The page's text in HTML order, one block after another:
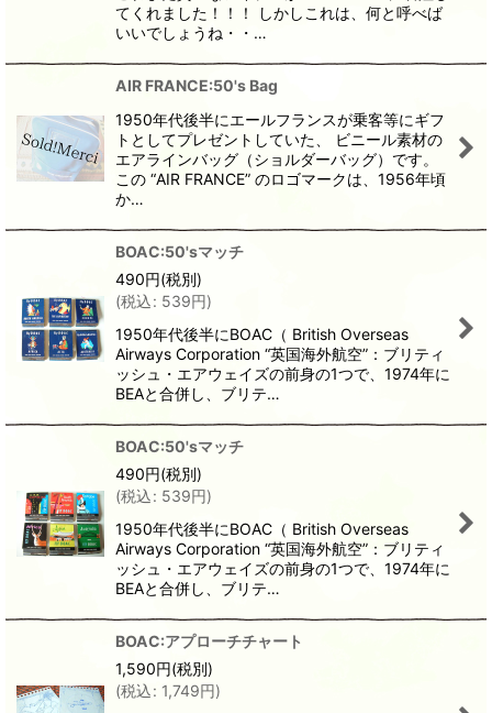
てくれました！！！ しかしこれは、何と呼べば
いいでしょうね・・…
AIR FRANCE:50's Bag
1950年代後半にエールフランスが乗客等にギフ
トとしてプレゼントしていた、 ビニール素材の
エアラインバッグ（ショルダーバッグ）です。
この “AIR FRANCE” のロゴマークは、1956年頃
か…
BOAC:50'sマッチ
490円(税別)
(税込: 539円)
1950年代後半にBOAC（ British Overseas
Airways Corporation “英国海外航空”：ブリティ
ッシュ・エアウェイズの前身の1つで、1974年に
BEAと合併し、ブリテ…
BOAC:50'sマッチ
490円(税別)
(税込: 539円)
1950年代後半にBOAC（ British Overseas
Airways Corporation “英国海外航空”：ブリティ
ッシュ・エアウェイズの前身の1つで、1974年に
BEAと合併し、ブリテ…
BOAC:アプローチチャート
1,590円(税別)
(税込: 1,749円)